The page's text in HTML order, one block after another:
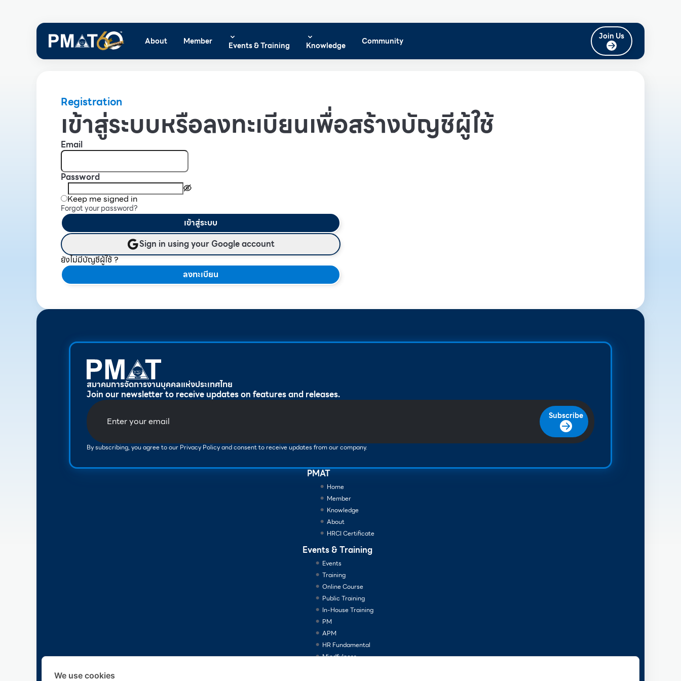
About Member Events & Training Knowledge Community Join Us
Registration
เข้าสู่ระบบหรือลงทะเบียนเพื่อสร้างบัญชีผู้ใช้
Email
Password
Keep me signed in
Forgot your password?
เข้าสู่ระบบ
Sign in using your Google account
ยังไม่มีบัญชีผู้ใช้ ?
ลงทะเบียน
สมาคมการจัดการงานบุคคลแห่งประเทศไทย
Join our newsletter to receive updates on features and releases.
Subscribe
By subscribing, you agree to our Privacy Policy and consent to receive updates from our company.
PMAT
Home
Member
Knowledge
About
HRCI Certificate
Events & Training
Events
Training
Online Course
Public Training
In-House Training
PM
APM
HR Fundamental
Mindfulness
We use cookies